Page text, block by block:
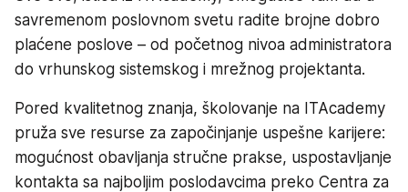
savremenom poslovnom svetu radite brojne dobro
plaćene poslove – od početnog nivoa administratora
do vrhunskog sistemskog i mrežnog projektanta.
Pored kvalitetnog znanja, školovanje na ITAcademy
pruža sve resurse za započinjanje uspešne karijere:
mogućnost obavljanja stručne prakse, uspostavljanje
kontakta sa najboljim poslodavcima preko Centra za